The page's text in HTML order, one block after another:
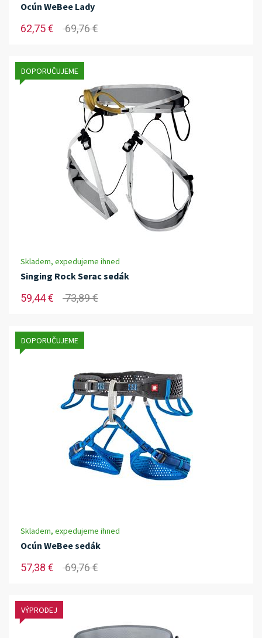
Ocún WeBee Lady
62,75 € 69,76 €
DOPORUČUJEME
Skladem, expedujeme ihned
Singing Rock Serac sedák
59,44 € 73,89 €
DOPORUČUJEME
Skladem, expedujeme ihned
Ocún WeBee sedák
57,38 € 69,76 €
VÝPRODEJ